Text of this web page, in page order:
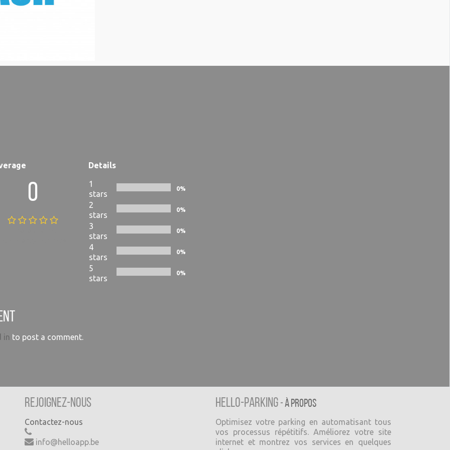
0
Details
1
stars
0%
2
stars
0%
3
stars
0%
4
stars
0%
5
stars
0%
in to post a comment.
Rejoignez-nous
Contactez-nous
info@helloapp.be
Hello-Parking -À propos
Optimisez votre parking en automatisant tous
vos processus répétitifs. Améliorez votre site
internet et montrez vos services en quelques